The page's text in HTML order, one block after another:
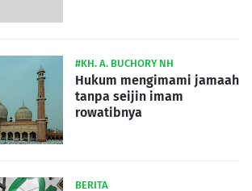
#KH. A. BUCHORY NH
Hukum mengimami jamaah
tanpa seijin imam
rowatibnya
BERITA